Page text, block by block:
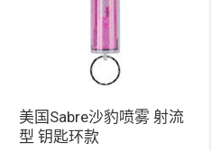
美国Sabre沙豹喷雾 射流
型 钥匙环款